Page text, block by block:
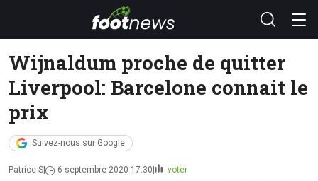
Wijnaldum proche de quitter
Liverpool: Barcelone connait le
prix
Suivez-nous sur Google
Patrice S 6 septembre 2020 17:30 voter